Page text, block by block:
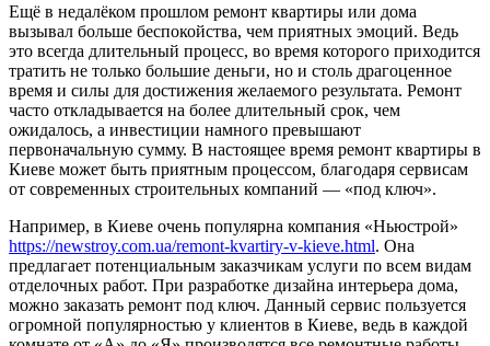
Ещё в недалёком прошлом ремонт квартиры или дома
вызывал больше беспокойства, чем приятных эмоций. Ведь
это всегда длительный процесс, во время которого приходится
тратить не только большие деньги, но и столь драгоценное
время и силы для достижения желаемого результата. Ремонт
часто откладывается на более длительный срок, чем
ожидалось, а инвестиции намного превышают
первоначальную сумму. В настоящее время ремонт квартиры в
Киеве может быть приятным процессом, благодаря сервисам
от современных строительных компаний — «под ключ».
Например, в Киеве очень популярна компания «Ньюстрой»
https://newstroy.com.ua/remont-kvartiry-v-kieve.html. Она
предлагает потенциальным заказчикам услуги по всем видам
отделочных работ. При разработке дизайна интерьера дома,
можно заказать ремонт под ключ. Данный сервис пользуется
огромной популярностью у клиентов в Киеве, ведь в каждой